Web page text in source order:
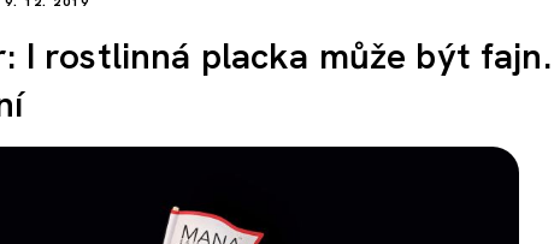
I rostlinná placka může být